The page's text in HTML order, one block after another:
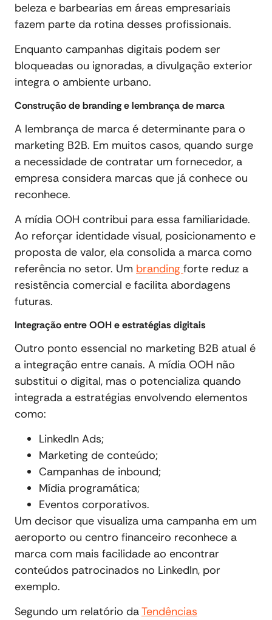
beleza e barbearias em áreas empresariais
fazem parte da rotina desses profissionais.
Enquanto campanhas digitais podem ser
bloqueadas ou ignoradas, a divulgação exterior
integra o ambiente urbano.
Construção de branding e lembrança de marca
A lembrança de marca é determinante para o
marketing B2B. Em muitos casos, quando surge
a necessidade de contratar um fornecedor, a
empresa considera marcas que já conhece ou
reconhece.
A mídia OOH contribui para essa familiaridade.
Ao reforçar identidade visual, posicionamento e
proposta de valor, ela consolida a marca como
referência no setor. Um branding forte reduz a
resistência comercial e facilita abordagens
futuras.
Integração entre OOH e estratégias digitais
Outro ponto essencial no marketing B2B atual é
a integração entre canais. A mídia OOH não
substitui o digital, mas o potencializa quando
integrada a estratégias envolvendo elementos
como:
LinkedIn Ads;
Marketing de conteúdo;
Campanhas de inbound;
Mídia programática;
Eventos corporativos.
Um decisor que visualiza uma campanha em um
aeroporto ou centro financeiro reconhece a
marca com mais facilidade ao encontrar
conteúdos patrocinados no LinkedIn, por
exemplo.
Segundo um relatório daTendências